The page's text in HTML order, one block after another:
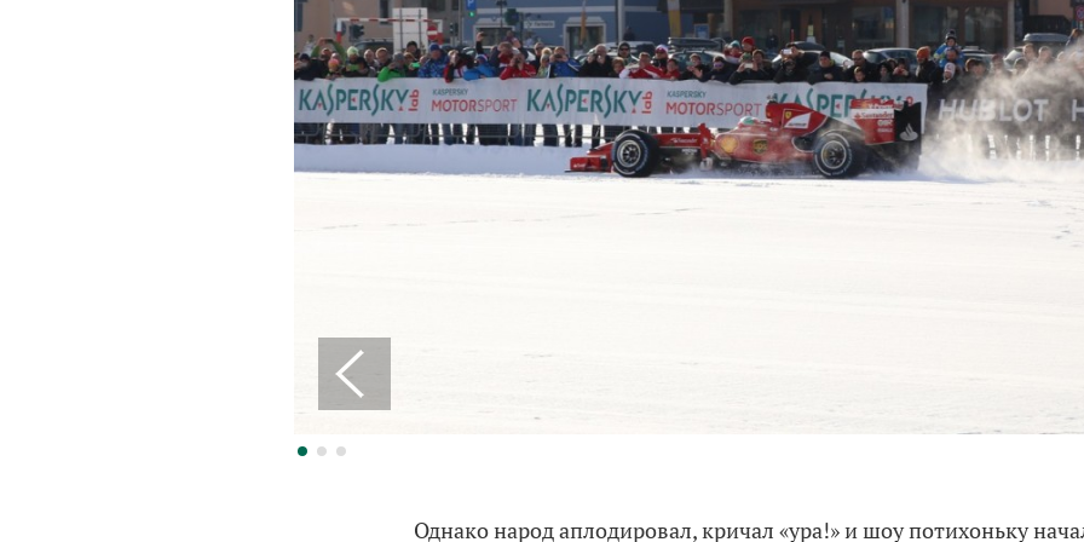
Однако народ аплодировал, кричал «ура!» и шоу потихоньку